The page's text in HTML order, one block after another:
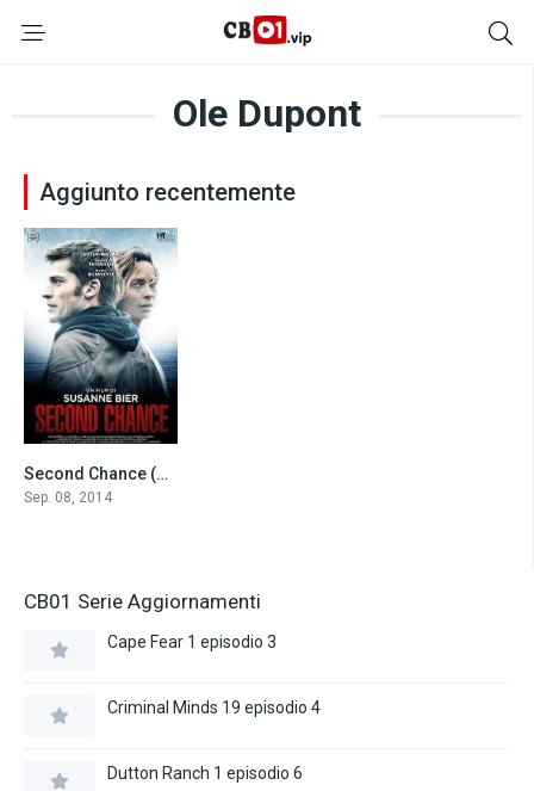
Ole Dupont
Aggiunto recentemente
6.8
Second Chance (2014)
Sep. 08, 2014
CB01 Serie Aggiornamenti
Cape Fear 1 episodio 3
Criminal Minds 19 episodio 4
Dutton Ranch 1 episodio 6